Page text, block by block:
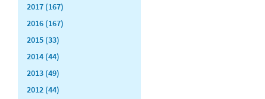
2017 (167)
2016 (167)
2015 (33)
2014 (44)
2013 (49)
2012 (44)